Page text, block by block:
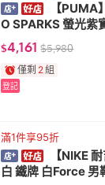
【
O SPARKS 螢光紫
898-01
$4,161 $5,980
僅剩 2組
登記
滿1件享95折
【NIKE
白 鐵牌 白